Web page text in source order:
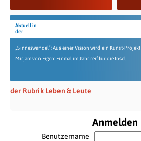
Aktuell in
der
„Sinneswandel“: Aus einer Vision wird ein Kunst-Projekt
Mirjam von Eigen: Einmal im Jahr reif für die Insel
der Rubrik Leben & Leute
Anmelden
Benutzername